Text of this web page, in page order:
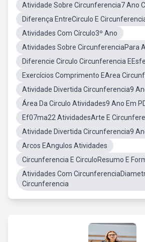
Atividade Sobre Circunferencia7 Ano
Diferença EntreCirculo E
Atividades Com Círculo3º Ano
Atividades Sobre CircunferenciaPara
Diferencie Circulo Circunferencia
Exercícios Comprimento EArea
Atividade Divertida Circunferencia9
Área Da Circulo Atividades9 Ano Em
Ef07ma22 AtividadesArte E
Atividade Divertida Circunferencia9
Arcos EAngulos Atividades
Circunferencia E CirculoResumo E
Atividades Com
Circunferencia